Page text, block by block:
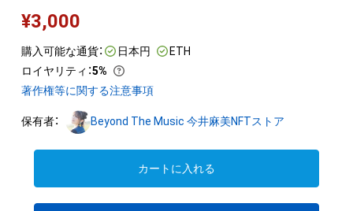
¥3,000
購入可能な通貨： 日本円
ETH
ロイヤリティ ：5%
著作権等に関する注意事項
保有者： Beyond The Music 今井麻美NFTストア
カートに入れる